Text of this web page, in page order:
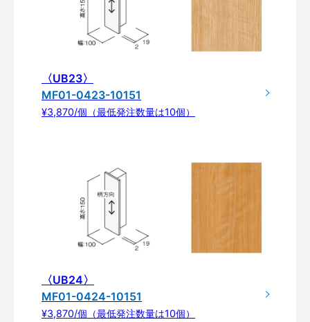
〈UB23〉
MF01-0423-10151
¥3,870/個（最低発注数量は10個）
〈UB24〉
MF01-0424-10151
¥3,870/個（最低発注数量は10個）